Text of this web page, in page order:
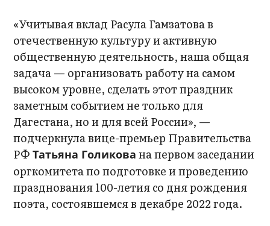
«Учитывая вклад Расула Гамзатова в
отечественную культуру и активную
общественную деятельность, наша общая
задача — организовать работу на самом
высоком уровне, сделать этот праздник
заметным событием не только для
Дагестана, но и для всей России», —
подчеркнула вице-премьер Правительства
РФТатьяна Голикова на первом заседании
оргкомитета по подготовке и проведению
празднования 100-летия со дня рождения
поэта, состоявшемся в декабре 2022 года.